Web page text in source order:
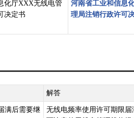
化厅XXX无线电管
决定书
河南省工业和信息
理局注销行政许可
解答
满后需要继
无线电频率使用许可期限